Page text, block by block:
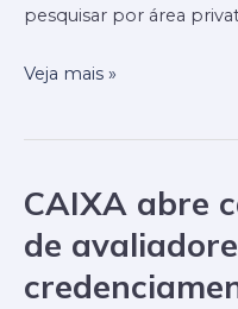
pesquisar por área
total,
uso
elas?
Veja mais »
CAIXA abre
de
CAIXA
abre
cadastramento
de